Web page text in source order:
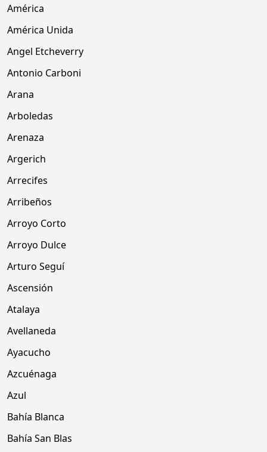
América
América Unida
Angel Etcheverry
Antonio Carboni
Arana
Arboledas
Arenaza
Argerich
Arrecifes
Arribeños
Arroyo Corto
Arroyo Dulce
Arturo Seguí
Ascensión
Atalaya
Avellaneda
Ayacucho
Azcuénaga
Azul
Bahía Blanca
Bahía San Blas